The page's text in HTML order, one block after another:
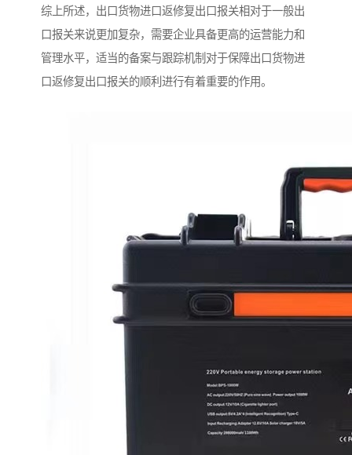
综上所述，出口货物进口返修复出口报关相对于一般出
口报关来说更加复杂，需要企业具备更高的运营能力和
管理水平，适当的备案与跟踪机制对于保障出口货物进
口返修复出口报关的顺利进行有着重要的作用。